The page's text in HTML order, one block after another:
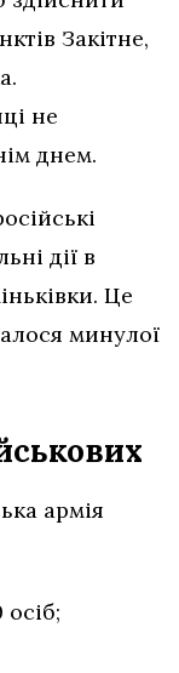
Закітне,
не
днем.
дії в
Це
минулої
армія